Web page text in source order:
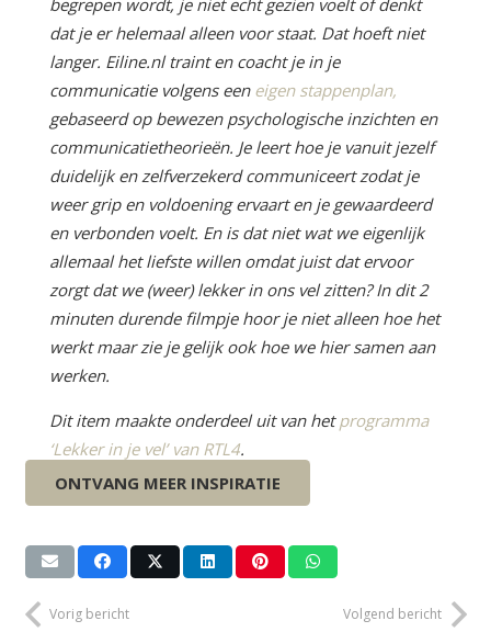
begrepen wordt, je niet echt gezien voelt of denkt
dat je er helemaal alleen voor staat. Dat hoeft niet
langer. Eiline.nl traint en coacht je in je
communicatie volgens een eigen stappenplan,
gebaseerd op bewezen psychologische inzichten en
communicatietheorieën. Je leert hoe je vanuit jezelf
duidelijk en zelfverzekerd communiceert zodat je
weer grip en voldoening ervaart en je gewaardeerd
en verbonden voelt. En is dat niet wat we eigenlijk
allemaal het liefste willen omdat juist dat ervoor
zorgt dat we (weer) lekker in ons vel zitten?In dit 2
minuten durende filmpje hoor je niet alleen hoe het
werkt maar zie je gelijk ook hoe we hier samen aan
werken.
Dit item maakte onderdeel uit van hetprogramma
‘Lekker in je vel’ van RTL4.
ONTVANG MEER INSPIRATIE
Vorig bericht Volgend bericht